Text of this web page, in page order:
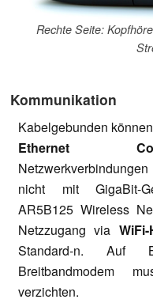
Rechte Seite:
Kommunikation
Kabelgebunden
Ethernet
nicht mit GigaBit-
AR5B125 Wireless
Netzzugang via
Standard-n. Auf
Breitbandmodem
verzichten.